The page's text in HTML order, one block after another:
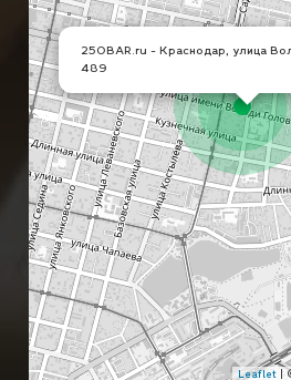
250BAR.ru - Краснодар, улица
489
Leaflet |